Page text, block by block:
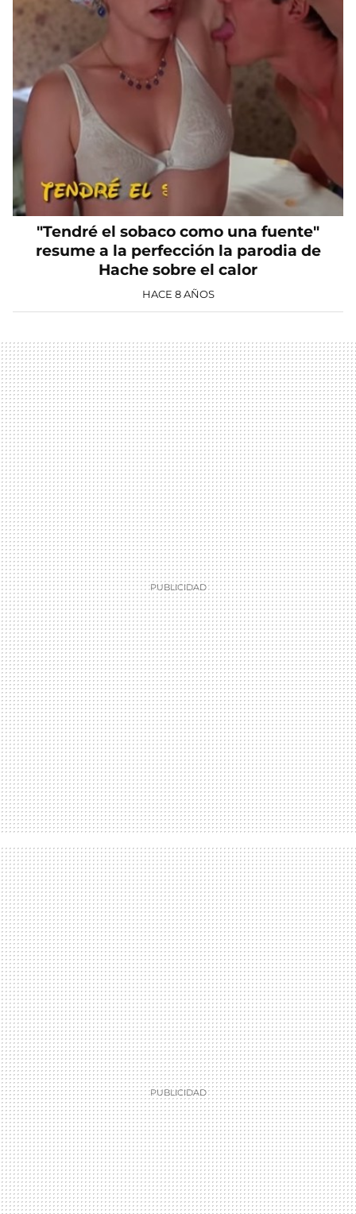
"Tendré el sobaco como una fuente"
resume a la perfección la parodia de
Hache sobre el calor
HACE 8 AÑOS